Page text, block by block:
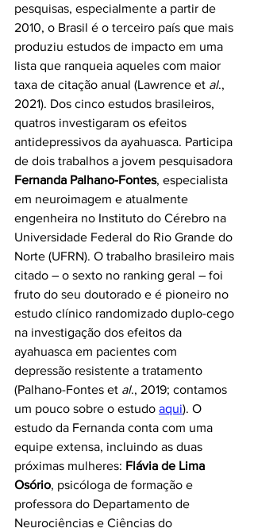
pesquisas, especialmente a partir de
2010, o Brasil é o terceiro país que mais
produziu estudos de impacto em uma
lista que ranqueia aqueles com maior
taxa de citação anual (Lawrence et al.,
2021). Dos cinco estudos brasileiros,
quatros investigaram os efeitos
antidepressivos da ayahuasca. Participa
de dois trabalhos a jovem pesquisadora
Fernanda Palhano-Fontes, especialista
em neuroimagem e atualmente
engenheira no Instituto do Cérebro na
Universidade Federal do Rio Grande do
Norte (UFRN). O trabalho brasileiro mais
citado – o sexto no ranking geral – foi
fruto do seu doutorado e é pioneiro no
estudo clínico randomizado duplo-cego
na investigação dos efeitos da
ayahuasca em pacientes com
depressão resistente a tratamento
(Palhano-Fontes et al., 2019; contamos
um pouco sobre o estudo aqui). O
estudo da Fernanda conta com uma
equipe extensa, incluindo as duas
próximas mulheres: Flávia de Lima
Osório, psicóloga de formação e
professora do Departamento de
Neurociências e Ciências do